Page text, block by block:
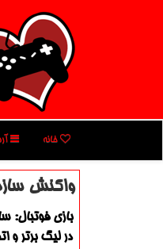
خانه
واكنش
بازی فوتبال:
در لیگ برتر و